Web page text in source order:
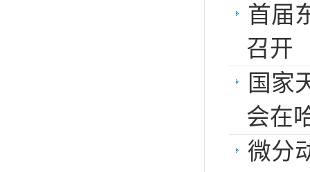
首届
召开
国家
会在
微分